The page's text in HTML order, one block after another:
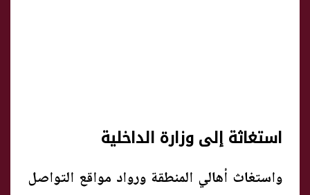
استغاثة إلى وزارة الداخلية
واستغاث أهالي المنطقة ورواد مواقع التواصل